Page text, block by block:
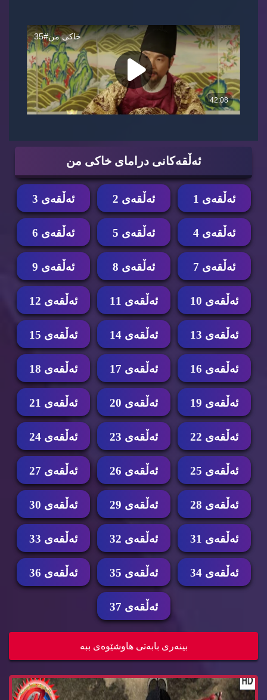
ئه‌ڵقه‌كانی درامای خاكی من
ئه‌ڵقه‌ی 1 ئه‌ڵقه‌ی 2 ئه‌ڵقه‌ی 3
ئه‌ڵقه‌ی 4 ئه‌ڵقه‌ی 5 ئه‌ڵقه‌ی 6
ئه‌ڵقه‌ی 7 ئه‌ڵقه‌ی 8 ئه‌ڵقه‌ی 9
ئه‌ڵقه‌ی 10 ئه‌ڵقه‌ی 11 ئه‌ڵقه‌ی 12
ئه‌ڵقه‌ی 13 ئه‌ڵقه‌ی 14 ئه‌ڵقه‌ی 15
ئه‌ڵقه‌ی 16 ئه‌ڵقه‌ی 17 ئه‌ڵقه‌ی 18
ئه‌ڵقه‌ی 19 ئه‌ڵقه‌ی 20 ئه‌ڵقه‌ی 21
ئه‌ڵقه‌ی 22 ئه‌ڵقه‌ی 23 ئه‌ڵقه‌ی 24
ئه‌ڵقه‌ی 25 ئه‌ڵقه‌ی 26 ئه‌ڵقه‌ی 27
ئه‌ڵقه‌ی 28 ئه‌ڵقه‌ی 29 ئه‌ڵقه‌ی 30
ئه‌ڵقه‌ی 31 ئه‌ڵقه‌ی 32 ئه‌ڵقه‌ی 33
ئه‌ڵقه‌ی 34 ئه‌ڵقه‌ی 35 ئه‌ڵقه‌ی 36
ئه‌ڵقه‌ی 37
بینه‌ری بابه‌تی هاوشێوه‌ی ببه‌
زنجیره‌ درامای خاكی من ئه‌ڵقه‌ی 32 Dramay xaki ...